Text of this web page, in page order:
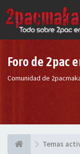
Foro de 2pac
Comunidad de
Temas